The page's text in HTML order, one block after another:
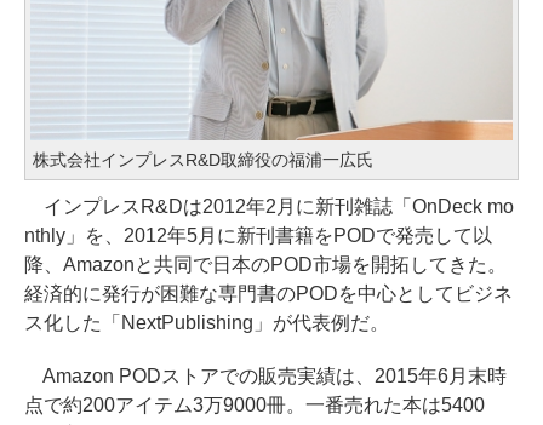
株式会社インプレスR&D取締役の福浦一広氏
インプレスR&Dは2012年2月に新刊雑誌「OnDeck mo
nthly」を、2012年5月に新刊書籍をPODで発売して以
降、Amazonと共同で日本のPOD市場を開拓してきた。
経済的に発行が困難な専門書のPODを中心としてビジネ
ス化した「NextPublishing」が代表例だ。
Amazon PODストアでの販売実績は、2015年6月末時
点で約200アイテム3万9000冊。一番売れた本は5400